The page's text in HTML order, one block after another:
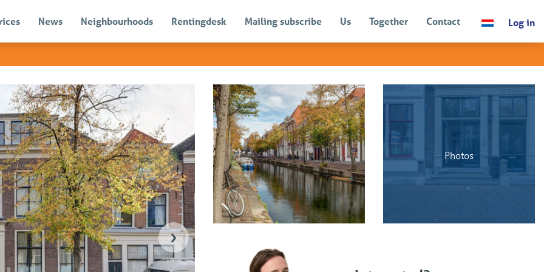
News Neighbourhoods Rentingdesk Mailing subscribe Us Together Contact Log in
BACK
Sold
›
Photos